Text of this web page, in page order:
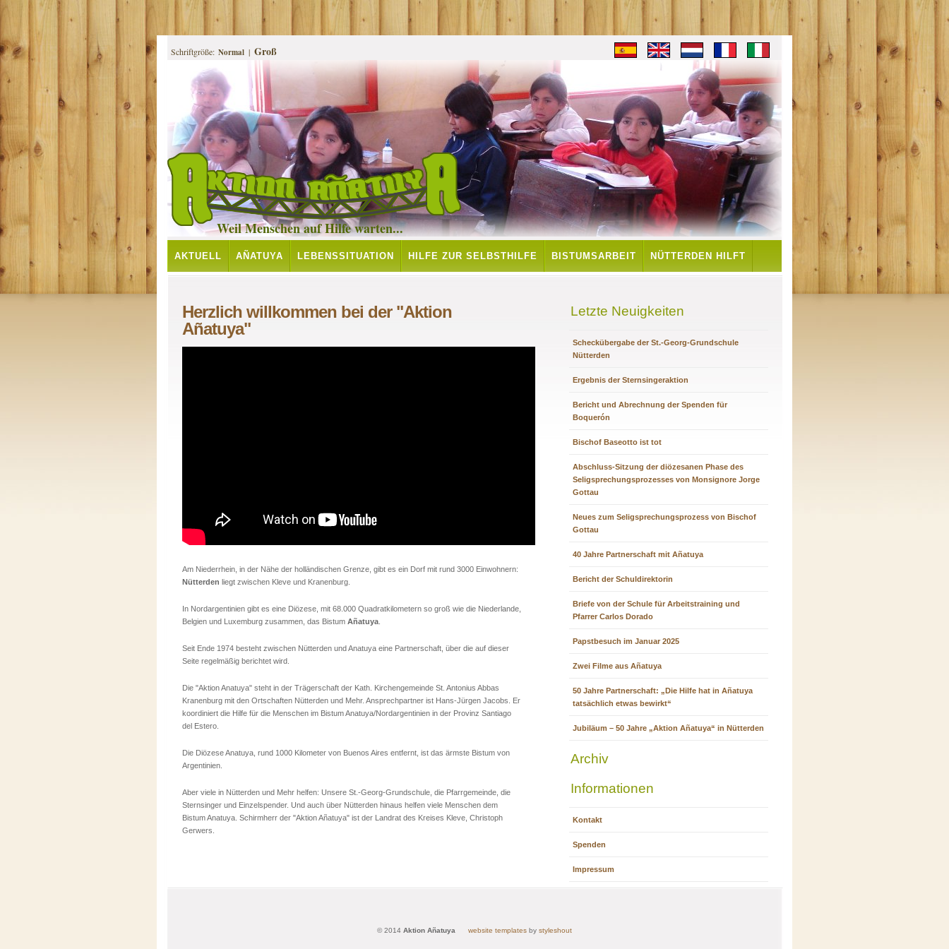
Weil Menschen auf Hilfe warten...
Schriftgröße: Normal | Groß
AKTUELL AÑATUYA LEBENSSITUATION HILFE ZUR SELBSTHILFE BISTUMSARBEIT NÜTTERDEN HILFT
Herzlich willkommen bei der "Aktion
Añatuya"
Am Niederrhein, in der Nähe der holländischen Grenze, gibt es ein Dorf mit rund 3000 Einwohnern:
Nütterden liegt zwischen Kleve und Kranenburg.
In Nordargentinien gibt es eine Diözese, mit 68.000 Quadratkilometern so groß wie die Niederlande,
Belgien und Luxemburg zusammen, das Bistum Añatuya
Seit Ende 1974 besteht zwischen Nütterden und Anatuya eine Partnerschaft, über die auf dieser
Seite regelmäßig berichtet wird.
Die "Aktion Anatuya" steht in der Trägerschaft der Kath. Kirchengemeinde St. Antonius Abbas
Kranenburg mit den Ortschaften Nütterden und Mehr. Ansprechpartner ist Hans-Jürgen Jacobs. Er
koordiniert die Hilfe für die Menschen im Bistum Anatuya/Nordargentinien in der Provinz Santiago
del Estero.
Die Diözese Anatuya, rund 1000 Kilometer von Buenos Aires entfernt, ist das ärmste Bistum von
Argentinien.
Aber viele in Nütterden und Mehr helfen: Unsere St.-Georg-Grundschule, die Pfarrgemeinde, die
Sternsinger und Einzelspender. Und auch über Nütterden hinaus helfen viele Menschen dem
Bistum Anatuya. Schirmherr der "Aktion Añatuya" ist der Landrat des Kreises Kleve, Christoph
Gerwers.
Letzte Neuigkeiten
Scheckübergabe der St.-Georg-Grundschule
Nütterden
Ergebnis der Sternsingeraktion
Bericht und Abrechnung der Spenden für
Boquerón
Bischof Baseotto ist tot
Abschluss-Sitzung der diözesanen Phase des
Seligsprechungsprozesses von Monsignore Jorge
Gottau
Neues zum Seligsprechungsprozess von Bischof
Gottau
40 Jahre Partnerschaft mit Añatuya
Bericht der Schuldirektorin
Briefe von der Schule für Arbeitstraining und
Pfarrer Carlos Dorado
Papstbesuch im Januar 2025
Zwei Filme aus Añatuya
50 Jahre Partnerschaft: „Die Hilfe hat in Añatuya
tatsächlich etwas bewirkt“
Jubiläum – 50 Jahre „Aktion Añatuya“ in Nütterden
Archiv
Informationen
Kontakt
Spenden
Impressum
© 2014 Aktion Añatuya website templates by styleshout